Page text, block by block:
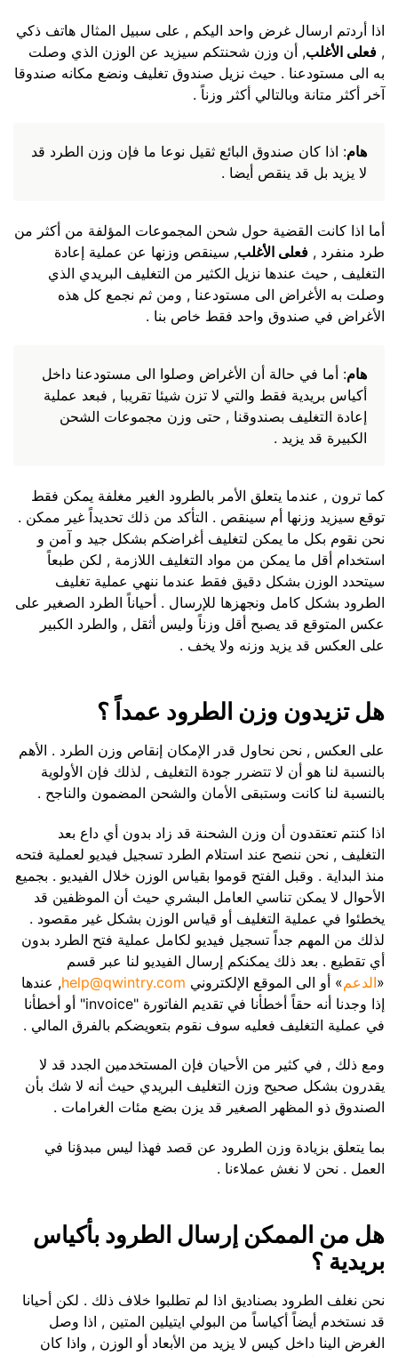
اذا أردتم ارسال غرض واحد اليكم , على سبيل المثال هاتف ذكي
, فعلى الأغلب, أن وزن شحنتكم سيزيد عن الوزن الذي وصلت
به الى مستودعنا . حيث نزيل صندوق تغليف ونضع مكانه صندوقا
آخر أكثر متانة وبالتالي أكثر وزناً .
هام: اذا كان صندوق البائع ثقيل نوعا ما فإن وزن الطرد قد
لا يزيد بل قد ينقص أيضا .
أما اذا كانت القضية حول شحن المجموعات المؤلفة من أكثر من
طرد منفرد , فعلى الأغلب, سينقص وزنها عن عملية إعادة
التغليف , حيث عندها نزيل الكثير من التغليف البريدي الذي
وصلت به الأغراض الى مستودعنا , ومن ثم نجمع كل هذه
الأغراض في صندوق واحد فقط خاص بنا .
هام: أما في حالة أن الأغراض وصلوا الى مستودعنا داخل
أكياس بريدية فقط والتي لا تزن شيئا تقريبا , فبعد عملية
إعادة التغليف بصندوقنا , حتى وزن مجموعات الشحن
الكبيرة قد يزيد .
كما ترون , عندما يتعلق الأمر بالطرود الغير مغلفة يمكن فقط
توقع سيزيد وزنها أم سينقص . التأكد من ذلك تحديداً غير ممكن .
نحن نقوم بكل ما يمكن لتغليف أغراضكم بشكل جيد و آمن و
استخدام أقل ما يمكن من مواد التغليف اللازمة , لكن طبعاً
سيتحدد الوزن بشكل دقيق فقط عندما ننهي عملية تغليف
الطرود بشكل كامل ونجهزها للإرسال . أحياناً الطرد الصغير على
عكس المتوقع قد يصبح أقل وزناً وليس أثقل , والطرد الكبير
على العكس قد يزيد وزنه ولا يخف .
هل تزيدون وزن الطرود عمداً ؟
على العكس , نحن نحاول قدر الإمكان إنقاص وزن الطرد . الأهم
بالنسبة لنا هو أن لا تتضرر جودة التغليف , لذلك فإن الأولوية
بالنسبة لنا كانت وستبقى الأمان والشحن المضمون والناجح .
اذا كنتم تعتقدون أن وزن الشحنة قد زاد بدون أي داع بعد
التغليف , نحن ننصح عند استلام الطرد تسجيل فيديو لعملية فتحه
منذ البداية . وقبل الفتح قوموا بقياس الوزن خلال الفيديو . بجميع
الأحوال لا يمكن تناسي العامل البشري حيث أن الموظفين قد
يخطئوا في عملية التغليف أو قياس الوزن بشكل غير مقصود .
لذلك من المهم جداً تسجيل فيديو لكامل عملية فتح الطرد بدون
أي تقطيع . بعد ذلك يمكنكم إرسال الفيديو لنا عبر قسم
«الدعم» أو الى الموقع الإلكتروني help@qwintry.com, عندها
إذا وجدنا أنه حقاً أخطأنا في تقديم الفاتورة "invoice" أو أخطأنا
في عملية التغليف فعليه سوف نقوم بتعويضكم بالفرق المالي .
ومع ذلك , في كثير من الأحيان فإن المستخدمين الجدد قد لا
يقدرون بشكل صحيح وزن التغليف البريدي حيث أنه لا شك بأن
الصندوق ذو المظهر الصغير قد يزن بضع مئات الغرامات .
بما يتعلق بزيادة وزن الطرود عن قصد فهذا ليس مبدؤنا في
العمل . نحن لا نغش عملاءنا .
هل من الممكن إرسال الطرود بأكياس
بريدية ؟
نحن نغلف الطرود بصناديق اذا لم تطلبوا خلاف ذلك . لكن أحيانا
قد نستخدم أيضاً أكياساً من البولي ايتيلين المتين , اذا وصل
الغرض الينا داخل كيس لا يزيد من الأبعاد أو الوزن , واذا كان